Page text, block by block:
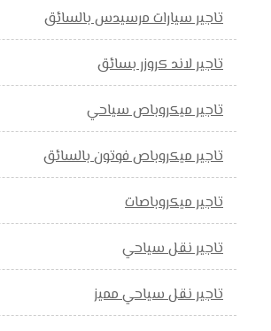
تاجير سيارات مرسيدس بالسائق
تاجير لاند كروزر بسائق
تاجير ميكروباص سياحي
تاجير ميكروباص فوتون بالسائق
تاجير ميكروباصات
تاجير نقل سياحي
تاجير نقل سياحي مميز